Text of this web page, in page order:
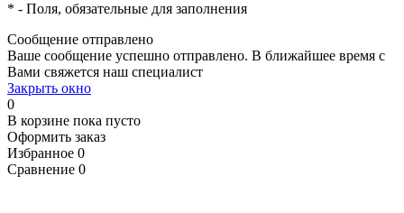
* - Поля, обязательные для заполнения
Сообщение отправлено
Ваше сообщение успешно отправлено. В ближайшее время с
Вами свяжется наш специалист
Закрыть окно
0
В корзине пока пусто
Оформить заказ
Избранное 0
Сравнение 0